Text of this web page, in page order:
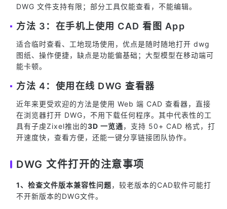
DWG 文件支持有限；部分工具仅能查看，不能编辑。
方法 3：在手机上使用 CAD 看图 App
适合临时查看、工地现场使用，优点是随时随地打开 dwg
图纸、操作便捷，缺点是功能偏基础；大型模型在移动端可
能卡顿。
方法 4：使用在线 DWG 查看器
近年来更受欢迎的方法是使用 Web 端 CAD 查看器，直接
在浏览器打开 DWG，不用下载任何程序。其中代表性的工
具有子虔Zixel推出的3D 一览通，支持 50+ CAD 格式，打
开速度快，查看方便，还能一键分享链接团队协作。
DWG 文件打开的注意事项
1、检查文件版本兼容性问题，较老版本的CAD软件可能打
不开新版本的DWG文件。